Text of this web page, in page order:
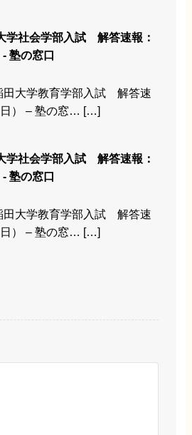
学社会学部入試 解答速報：
塾の窓口
田大学教育学部入試 解答速
） – 塾の窓… […]
学社会学部入試 解答速報：
塾の窓口
田大学教育学部入試 解答速
） – 塾の窓… […]